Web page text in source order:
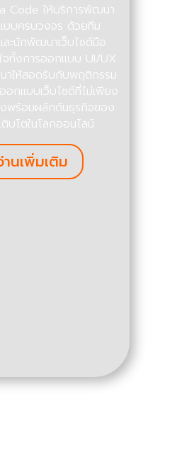
Code ให้บริการพัฒนา
บบครบวงจร ด้วยทีม
ละนักพัฒนาเว็บไซต์มือ
จทั้งการออกแบบ UI/UX
าให้สอดรับกับพฤติกรรม
อกแบบเว็บไซต์ที่ไม่เพียง
พร้อมผลักดันธุรกิจของ
บโตในโลกออนไลน์
านเพิ่มเติม